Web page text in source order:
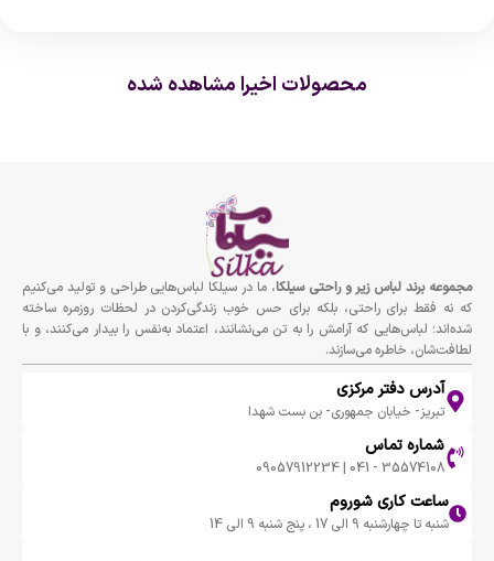
محصولات اخیرا مشاهده شده
مجموعه برند لباس زير و راحتى سيلكا، ما در سیلکا لباس‌هایی طراحی و تولید می‌کنیم
که نه فقط برای راحتی، بلکه برای حس خوب زندگی‌کردن در لحظات روزمره ساخته
شده‌اند؛ لباس‌هایی که آرامش را به تن می‌نشانند، اعتماد به‌نفس را بیدار می‌کنند، و با
لطافت‌شان، خاطره می‌سازند.
آدرس دفتر مرکزی
تبریز- خیابان جمهوری- بن بست شهدا
شماره تماس
35574108 - 041 | 09057912234
ساعت کاری شوروم
شنبه تا چهارشنبه 9 الی 17 ، پنج شنبه 9 الی 14